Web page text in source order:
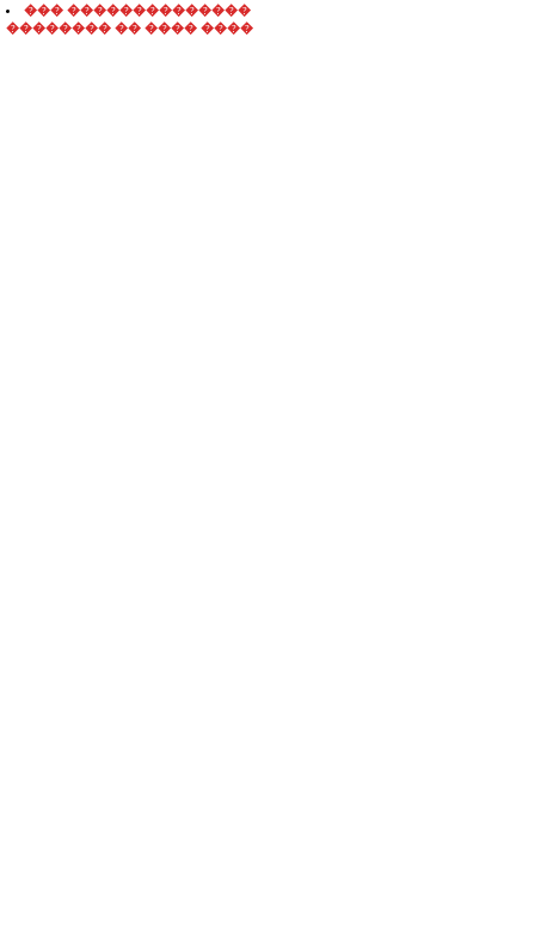
��� ��������������
�������� �� ���� ����